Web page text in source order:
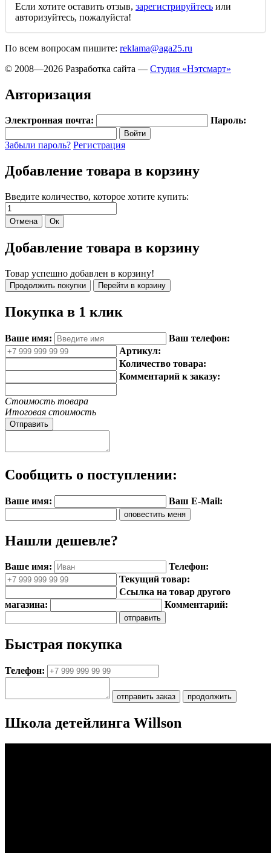
Если хотите оставить отзыв, зарегистрируйтесь или
авторизуйтесь, пожалуйста!
По всем вопросам пишите: reklama@aga25.ru
© 2008—2026 Разработка сайта — Студия «Нэтсмарт»
Авторизация
Электронная почта: Пароль:
Забыли пароль? Регистрация
Добавление товара в корзину
Введите количество, которое хотите купить:
Добавление товара в корзину
Товар успешно добавлен в корзину!
Покупка в 1 клик
Ваше имя:
Ваш телефон:
Артикул:
Количество товара:
Комментарий к заказу:
Стоимость товара
Итоговая стоимость
Отправить
Сообщить о поступлении:
Ваше имя: Ваш E-Mail:
Нашли дешевле?
Ваше имя:
Телефон:
Текущий товар:
Ссылка на товар другого
магазина:
Комментарий:
Быстрая покупка
Телефон:
Школа детейлинга Willson